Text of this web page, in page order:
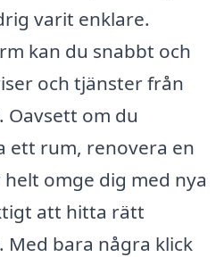
varit enklare.
kan du snabbt och
och tjänster från
Oavsett om du
ett rum, renovera en
omge dig med nya
att hitta rätt
Med bara några klick